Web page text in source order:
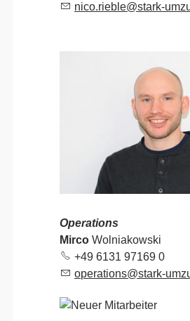
n c r bl st rk- mz
Operations
Mirco Wolniakowski
+49 6131 97169 0
p r t ns st rk- mz